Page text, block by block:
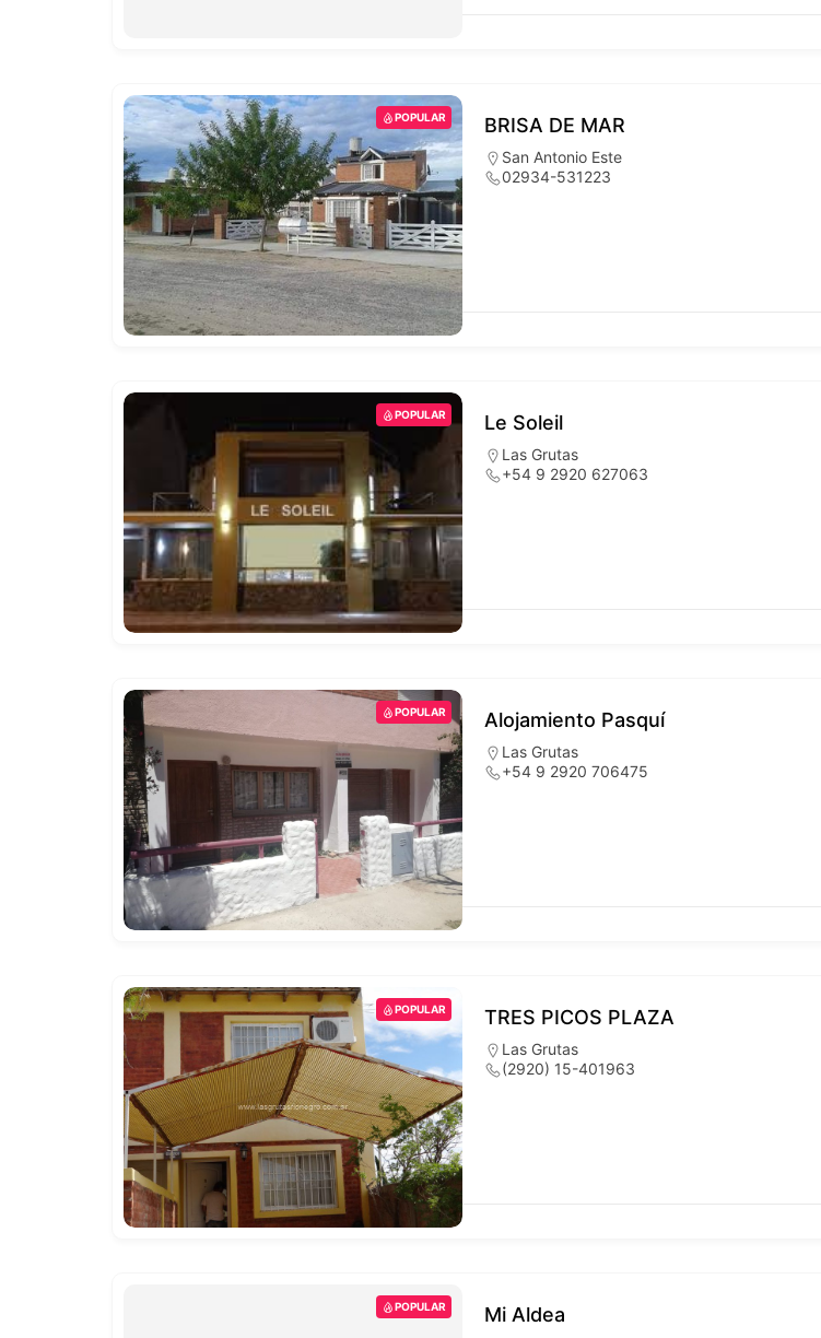
POPULAR BRISA DE MAR
San Antonio Este
02934-531223
POPULAR Le Soleil
Las Grutas
+54 9 2920 627063
POPULAR Alojamiento Pasquí
Las Grutas
+54 9 2920 706475
POPULAR TRES PICOS PLAZA
Las Grutas
(2920) 15-401963
POPULAR Mi Aldea